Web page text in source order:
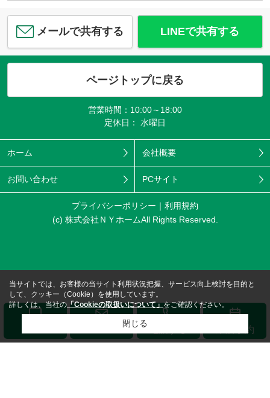
メールで共有する LINEで共有する
ページトップに戻る
営業時間：10:00～18:00
定休日： 水曜日
ホーム 会社概要
お問い合わせ PCサイト
プライバシーポリシー
利用規約
(c) 株式会社ＮＹホームAll Rights Reserved.
来店予約
当サイトでは、お客様の当サイト利用状況把握、サービス向上検討を目的と
して、クッキー（Cookie）を使用しています。
詳しくは、当社の 「Cookieの取扱いについて」をご確認ください。
閉じる